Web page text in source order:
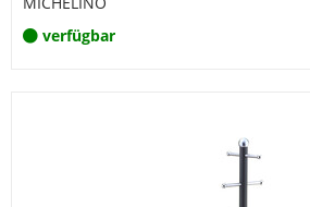
verfügbar